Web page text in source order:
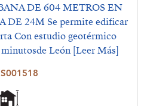
DE 604 METROS EN
DE 24M Se permite edificar
Con estudio geotérmico
León [Leer Más]
S001518